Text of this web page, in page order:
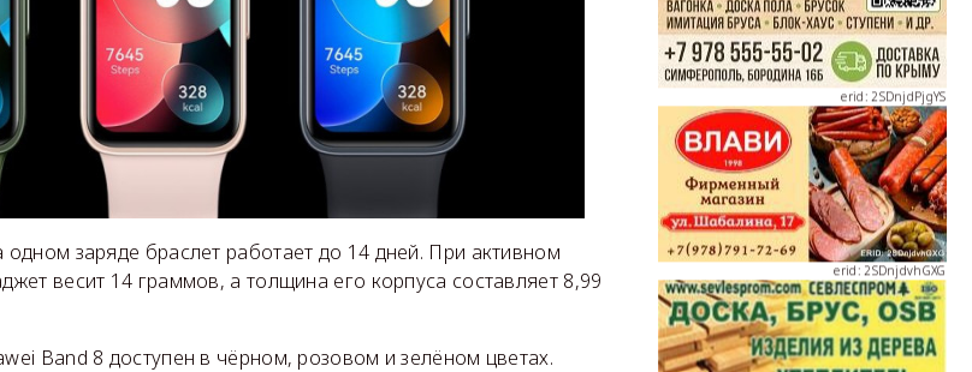
одном заряде браслет работает до 14 дней. При активном
весит 14 граммов, а толщина его корпуса составляет 8,99
Band 8 доступен в чёрном, розовом и зелёном цветах.
erid: 2SDnjdPjgYS
erid: 2SDnjdvhGXG
erid: 2SDnjcLUypt